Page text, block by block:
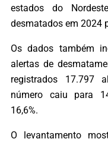
estados do
desmatados em 2024
Os dados também
alertas de
registrados 17.797
número caiu para
16,6%.
O levantamento